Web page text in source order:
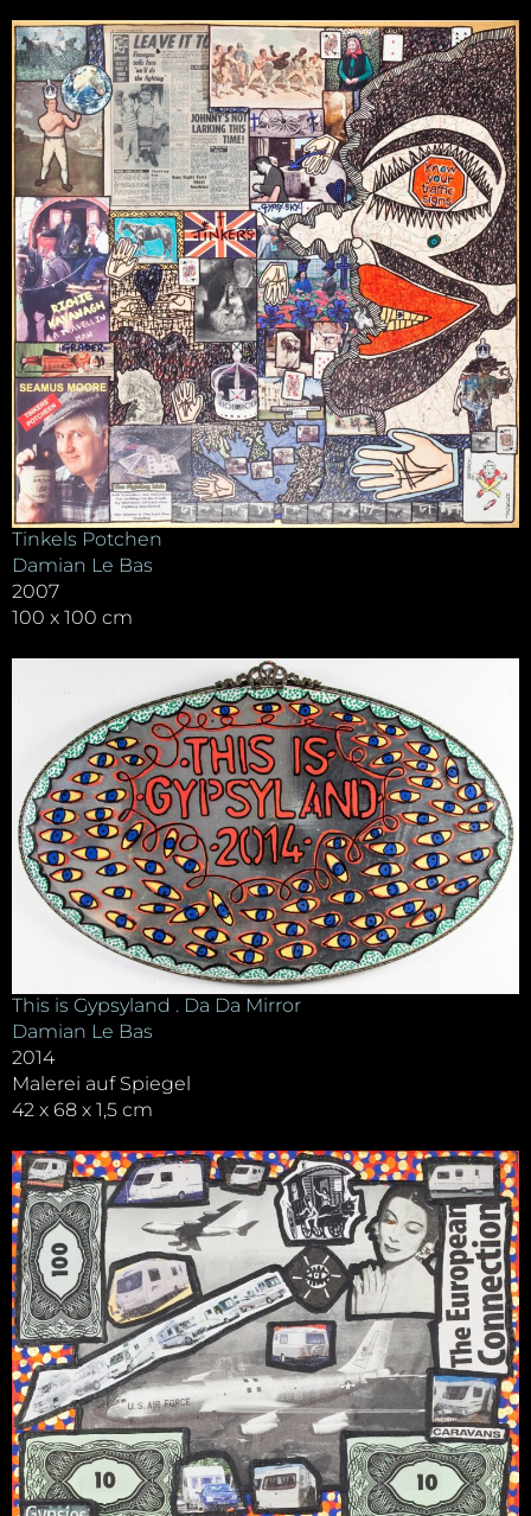
Tinkels Potchen
Damian Le Bas
2007
100 x 100 cm
This is Gypsyland . Da Da Mirror
Damian Le Bas
2014
Malerei auf Spiegel
42 x 68 x 1,5 cm